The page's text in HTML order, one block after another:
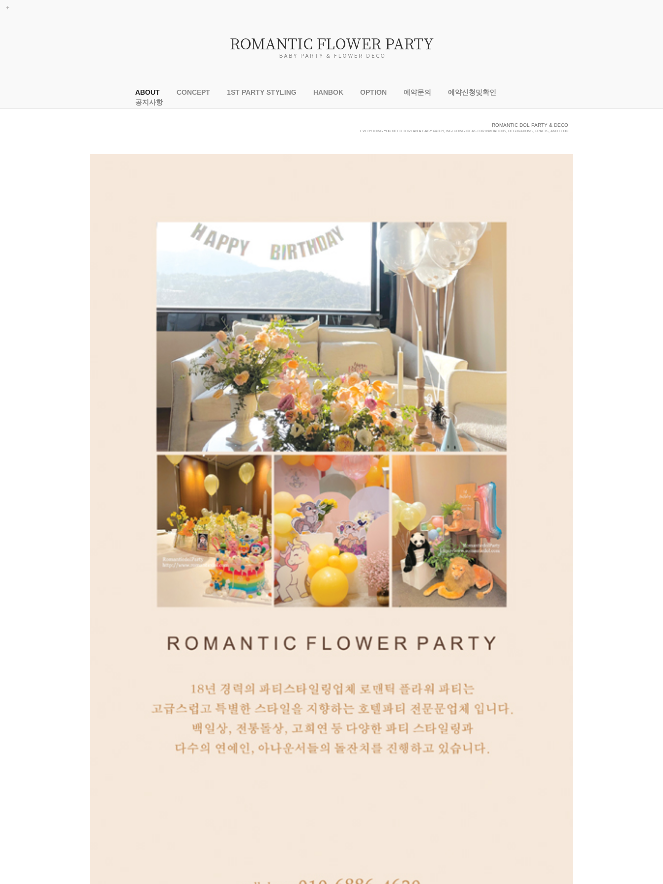
ABOUT CONCEPT 1ST PARTY STYLING HANBOK OPTION 예약문의
예약신청및확인
공지사항
ROMANTIC DOL PARTY & DECO
EVERYTHING YOU NEED TO PLAN A BABY PARTY, INCLUDING IDEAS FOR INVITATIONS, DECORATIONS, CRAFTS, AND FOOD